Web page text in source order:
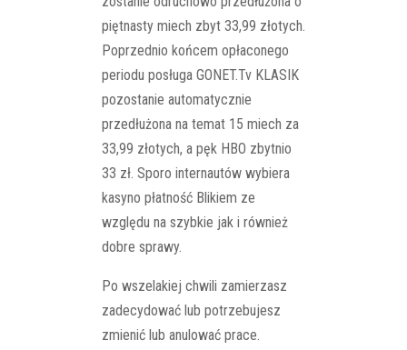
piętnasty miech zbyt 33,99 złotych.
Poprzednio końcem opłaconego
periodu posługa GONET.Tv KLASIK
pozostanie automatycznie
przedłużona na temat 15 miech za
33,99 złotych, a pęk HBO zbytnio
33 zł. Sporo internautów wybiera
kasyno płatność Blikiem ze
względu na szybkie jak i również
dobre sprawy.
Po wszelakiej chwili zamierzasz
zadecydować lub potrzebujesz
zmienić lub anulować prace.